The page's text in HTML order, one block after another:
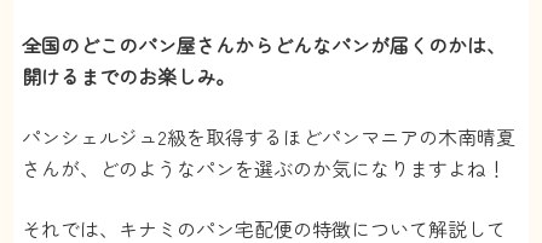
全国のどこのパン屋さんからどんなパンが届くのかは、
開けるまでのお楽しみ。
パンシェルジュ2級を取得するほどパンマニアの木南晴夏
さんが、どのようなパンを選ぶのか気になりますよね！
それでは、キナミのパン宅配便の特徴について解説して